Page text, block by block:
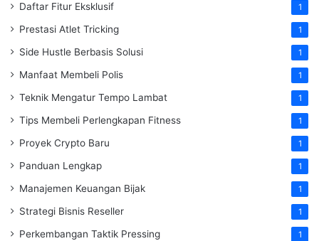
Daftar Fitur Eksklusif 1
Prestasi Atlet Tricking 1
Side Hustle Berbasis Solusi 1
Manfaat Membeli Polis 1
Teknik Mengatur Tempo Lambat 1
Tips Membeli Perlengkapan Fitness 1
Proyek Crypto Baru 1
Panduan Lengkap 1
Manajemen Keuangan Bijak 1
Strategi Bisnis Reseller 1
Perkembangan Taktik Pressing 1